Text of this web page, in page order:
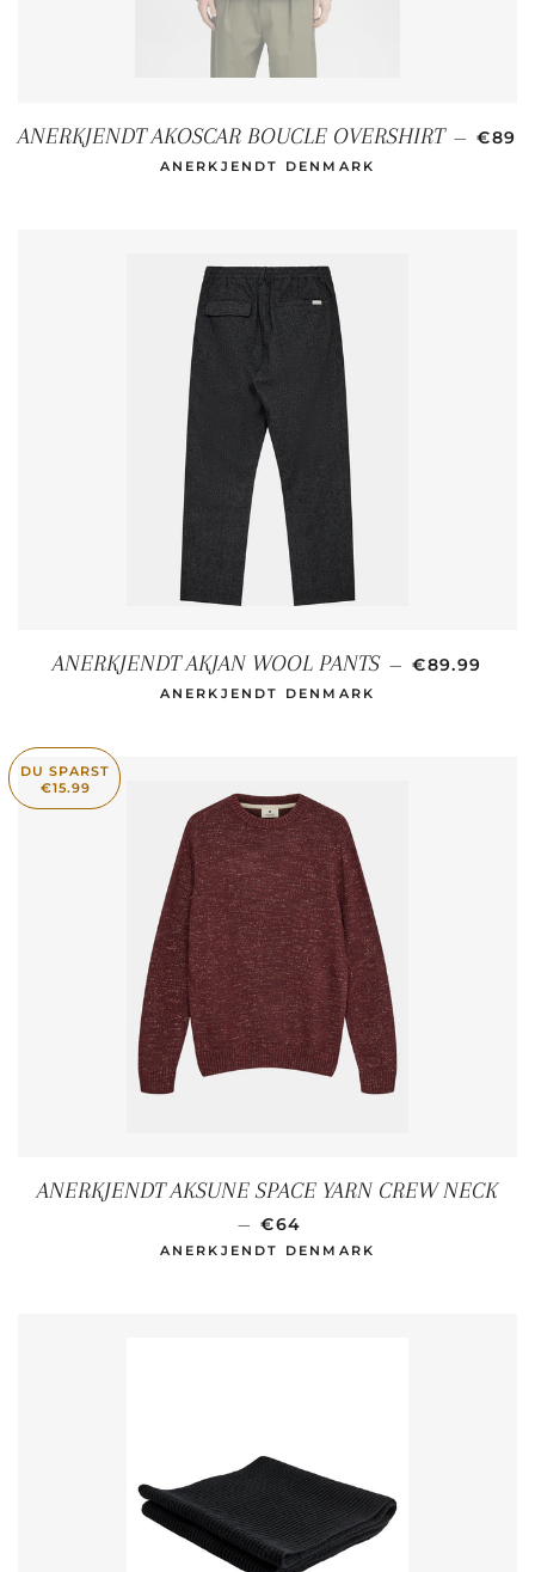
ANERKJENDT AKOSCAR BOUCLE OVERSHIRT — €89
ANERKJENDT DENMARK
ANERKJENDT AKJAN WOOL PANTS — NORMALER
€89.99
ANERKJENDT DENMARK
DU SPARST
€15.99
ANERKJENDT AKSUNE SPACE YARN CREW NECK
— SONDERPREIS
€64
ANERKJENDT DENMARK